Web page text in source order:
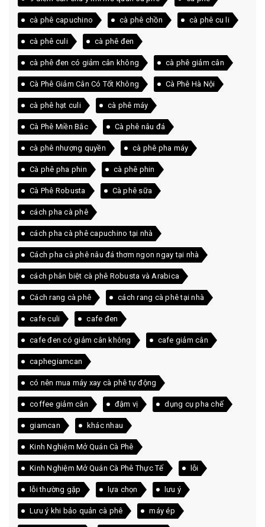
cà phê capuchino cà phê chồn cà phê cu li
cà phê culi cà phê đen
cà phê đen có giảm cân không cà phê giảm cân
Cà Phê Giảm Cân Có Tốt Không Cà Phê Hà Nội
cà phê hạt culi cà phê máy
Cà Phê Miền Bắc Cà phê nâu đá
cà phê nhượng quyền cà phê pha máy
Cà phê pha phin cà phê phin
Cà Phê Robusta Cà phê sữa
cách pha cà phê
cách pha cà phê capuchino tại nhà
Cách pha cà phê nâu đá thơm ngon ngay tại nhà
cách phân biệt cà phê Robusta và Arabica
Cách rang cà phê cách rang cà phê tại nhà
cafe culi cafe đen
cafe đen có giảm cân không cafe giảm cân
caphegiamcan
có nên mua máy xay cà phê tự động
coffee giảm cân đậm vị dụng cụ pha chế
giamcan khác nhau
Kinh Nghiệm Mở Quán Cà Phê
Kinh Nghiệm Mở Quán Cà Phê Thực Tế lỗi
lỗi thường gặp lựa chọn lưu ý
Lưu ý khi bảo quản cà phê máy ép